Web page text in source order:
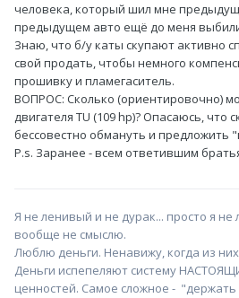
человека, который шил мне
предыдущем авто ещё до меня выбили
Знаю, что б/у каты скупают активно
свой продать, чтобы немного
прошивку и пламегаситель.
ВОПРОС: Сколько (ориентировочно)
двигателя TU (109 hp)? Опасаюсь, что
бессовестно обмануть и предложить
P.s. Заранее - всем ответившим
Я не ленивый и не дурак... просто я не
вообще не смыслю.
Люблю деньги. Ненавижу, когда из
Деньги испепеляют систему
ценностей. Самое сложное -